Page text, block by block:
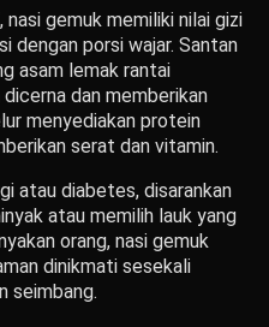
nasi gemuk memiliki nilai gizi
dengan porsi wajar. Santan
asam lemak rantai
dan memberikan
menyediakan protein
serat dan vitamin.
atau diabetes, disarankan
atau memilih lauk yang
orang, nasi gemuk
dinikmati sesekali
seimbang.